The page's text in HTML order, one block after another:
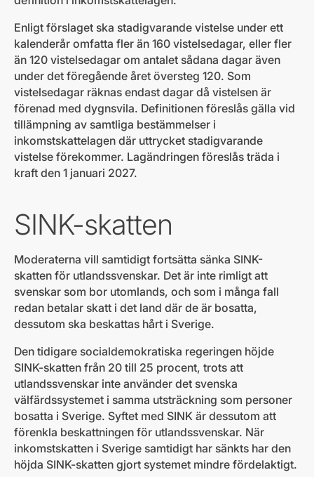
Enligt förslaget ska stadigvarande vistelse under ett
kalenderår omfatta fler än 160 vistelsedagar, eller fler
än 120 vistelsedagar om antalet sådana dagar även
under det föregående året översteg 120. Som
vistelsedagar räknas endast dagar då vistelsen är
förenad med dygnsvila. Definitionen föreslås gälla vid
tillämpning av samtliga bestämmelser i
inkomstskattelagen där uttrycket stadigvarande
vistelse förekommer. Lagändringen föreslås träda i
kraft den 1 januari 2027.
SINK-skatten
Moderaterna vill samtidigt fortsätta sänka SINK-
skatten för utlandssvenskar. Det är inte rimligt att
svenskar som bor utomlands, och som i många fall
redan betalar skatt i det land där de är bosatta,
dessutom ska beskattas hårt i Sverige.
Den tidigare socialdemokratiska regeringen höjde
SINK-skatten från 20 till 25 procent, trots att
utlandssvenskar inte använder det svenska
välfärdssystemet i samma utsträckning som personer
bosatta i Sverige. Syftet med SINK är dessutom att
förenkla beskattningen för utlandssvenskar. När
inkomstskatten i Sverige samtidigt har sänkts har den
höjda SINK-skatten gjort systemet mindre fördelaktigt.